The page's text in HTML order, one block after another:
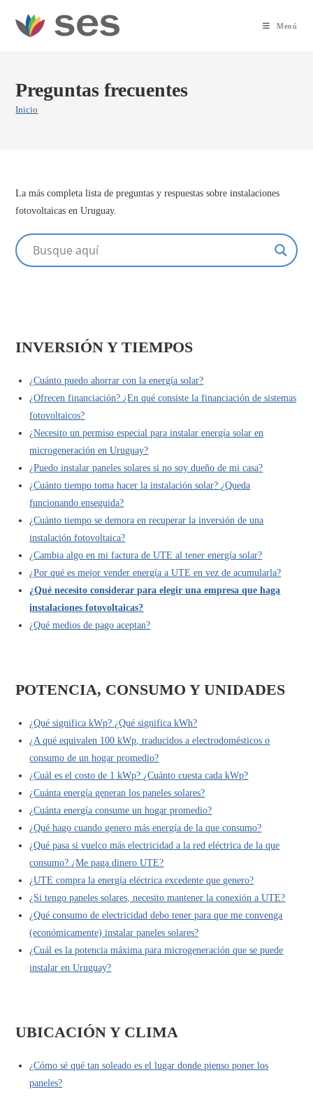
Menú
Preguntas frecuentes
Inicio
La más completa lista de preguntas y respuestas sobre instalaciones
fotovoltaicas en Uruguay.
INVERSIÓN Y TIEMPOS
¿Cuánto puedo ahorrar con la energía solar?
¿Ofrecen financiación? ¿En qué consiste la financiación de sistemas
fotovoltaicos?
¿Necesito un permiso especial para instalar energía solar en
microgeneración en Uruguay?
¿Puedo instalar paneles solares si no soy dueño de mi casa?
¿Cuánto tiempo toma hacer la instalación solar? ¿Queda
funcionando enseguida?
¿Cuánto tiempo se demora en recuperar la inversión de una
instalación fotovoltaica?
¿Cambia algo en mi factura de UTE al tener energía solar?
¿Por qué es mejor vender energía a UTE en vez de acumularla?
¿Qué necesito considerar para elegir una empresa que haga
instalaciones fotovoltaicas?
¿Qué medios de pago aceptan?
POTENCIA, CONSUMO Y UNIDADES
¿Qué significa kWp? ¿Qué significa kWh?
¿A qué equivalen 100 kWp, traducidos a electrodomésticos o
consumo de un hogar promedio?
¿Cuál es el costo de 1 kWp? ¿Cuánto cuesta cada kWp?
¿Cuánta energía generan los paneles solares?
¿Cuánta energía consume un hogar promedio?
¿Qué hago cuando genero más energía de la que consumo?
¿Qué pasa si vuelco más electricidad a la red eléctrica de la que
consumo? ¿Me paga dinero UTE?
¿UTE compra la energía eléctrica excedente que genero?
¿Si tengo paneles solares, necesito mantener la conexión a UTE?
¿Qué consumo de electricidad debo tener para que me convenga
(económicamente) instalar paneles solares?
¿Cuál es la potencia máxima para microgeneración que se puede
instalar en Uruguay?
UBICACIÓN Y CLIMA
¿Cómo sé qué tan soleado es el lugar donde pienso poner los
paneles?